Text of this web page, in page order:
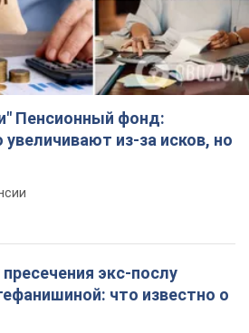
Пенсионный фонд:
из-за исков, но
экс-послу
что известно о